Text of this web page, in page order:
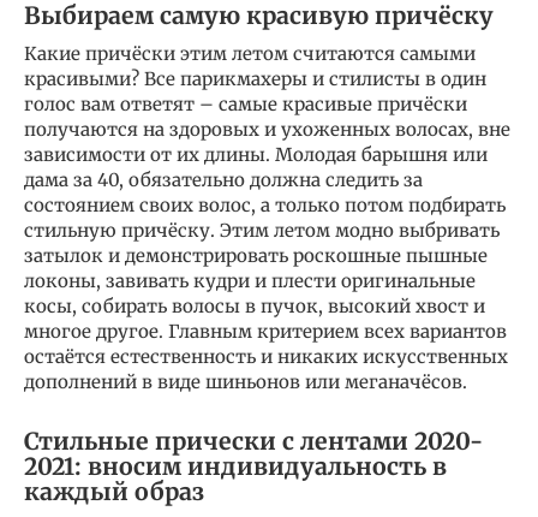
Выбираем самую красивую причёску
Какие причёски этим летом считаются самыми
красивыми? Все парикмахеры и стилисты в один
голос вам ответят – самые красивые причёски
получаются на здоровых и ухоженных волосах, вне
зависимости от их длины. Молодая барышня или
дама за 40, обязательно должна следить за
состоянием своих волос, а только потом подбирать
стильную причёску. Этим летом модно выбривать
затылок и демонстрировать роскошные пышные
локоны, завивать кудри и плести оригинальные
косы, собирать волосы в пучок, высокий хвост и
многое другое. Главным критерием всех вариантов
остаётся естественность и никаких искусственных
дополнений в виде шиньонов или меганачёсов.
Стильные прически с лентами 2020-
2021: вносим индивидуальность в
каждый образ